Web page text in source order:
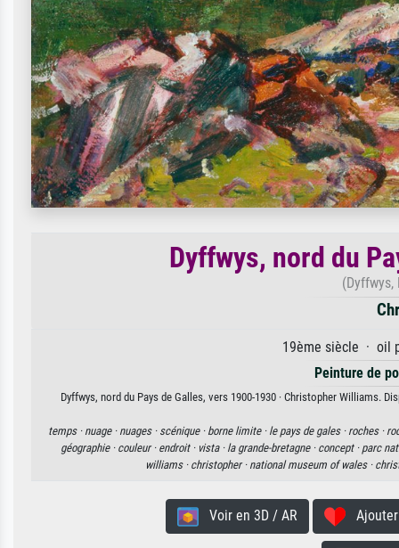
Dyffwys, nord du
(Dyffwys,
19ème siècle · oil
Peinture de
Dyffwys, nord du Pays de Galles, vers 1900-1930 · Christopher Williams.
temps · nuage · nuages · scénique · borne limite · le pays de gales · roches ·
géographie · couleur · endroit · vista · la grande-bretagne · concept · parc
williams · christopher · national museum of wales ·
Voir en 3D / AR